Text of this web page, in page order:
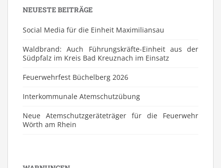
NEUESTE BEITRÄGE
Social Media für die Einheit Maximiliansau
Waldbrand: Auch Führungskräfte-Einheit aus der
Südpfalz im Kreis Bad Kreuznach im Einsatz
Feuerwehrfest Büchelberg 2026
⁠Interkommunale Atemschutzübung
Neue Atemschutzgeräteträger für die Feuerwehr
Wörth am Rhein